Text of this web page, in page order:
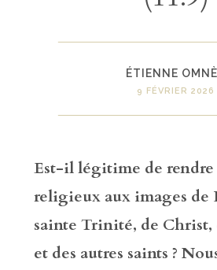
ÉTIENNE
9 FÉVRIER 2026
Est-il légitime de
religieux aux images de
sainte Trinité, de Christ,
et des autres saints ?